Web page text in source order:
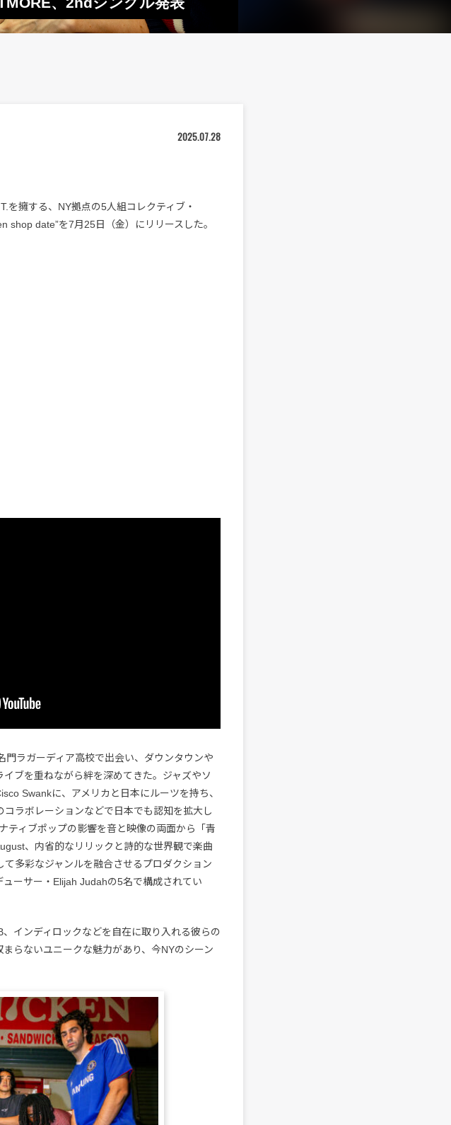
2025.07.28
を擁する、NY拠点の5人組コレクティブ・
shop date”を7月25日（金）にリリースした。
門ラガーディア高校で出会い、ダウンタウンや
ブを重ねながら絆を深めてきた。ジャズやソ
Swankに、アメリカと日本にルーツを持ち、
ラボレーションなどで日本でも認知を拡大し
ティブポップの影響を音と映像の両面から「青
、内省的なリリックと詩的な世界観で楽曲
多彩なジャンルを融合させるプロダクション
ーサー・Elijah Judahの5名で構成されてい
インディロックなどを自在に取り入れる彼らの
らないユニークな魅力があり、今NYのシーン